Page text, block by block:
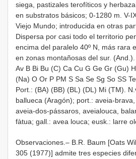
siega, pastizales terofíticos y
en substratos básicos; 0-1280 m. V-
Viejo Mundo; introducida en otras
Dispersa por casi todo el territorio
encima del paralelo 40º N, más rara
en zonas montañosas del sur.
Av B Bi Bu (C) Ca Cu G Ge Gr (Gu)
(Na) O Or P PM S Sa Se Sg So SS
Port.: (BA) (BB) (BL) (DL) Mi (TM).
ballueca (Aragón); port.: aveia-
aveia-dos-pássaros, aveialouca,
fàtua; gall.: avea louca; eusk.: larre
Observaciones.– B.R. Baum [Oats
305 (1977)] admite tres especies